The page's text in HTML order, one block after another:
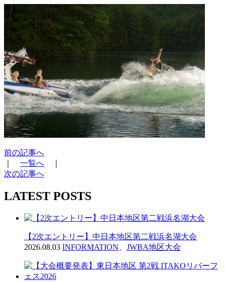
前の記事へ
一覧へ
次の記事へ
LATEST POSTS
【2次エントリー】中日本地区第二戦浜名湖大会
2026.08.03 INFORMATION JWBA地区大会